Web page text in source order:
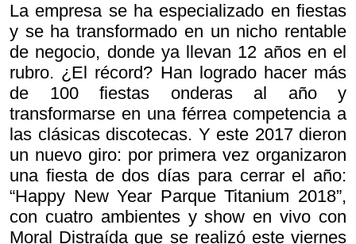
La empresa se ha especializado en fiestas
y se ha transformado en un nicho rentable
de negocio, donde ya llevan 12 años en el
rubro. ¿El récord? Han logrado hacer más
de 100 fiestas onderas al año y
transformarse en una férrea competencia a
las clásicas discotecas. Y este 2017 dieron
un nuevo giro: por primera vez organizaron
una fiesta de dos días para cerrar el año:
“Happy New Year Parque Titanium 2018”,
con cuatro ambientes y show en vivo con
Moral Distraída que se realizó este viernes